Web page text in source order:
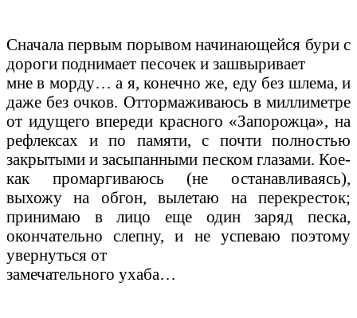
Сначала первым порывом начинающейся бури с
дороги поднимает песочек и зашвыривает
мне в морду… а я, конечно же, еду без шлема, и
даже без очков. Оттормаживаюсь в миллиметре
от идущего впереди красного «Запорожца», на
рефлексах и по памяти, с почти полностью
закрытыми и засыпанными песком глазами. Кое-
как промаргиваюсь (не останавливаясь),
выхожу на обгон, вылетаю на перекресток;
принимаю в лицо еще один заряд песка,
окончательно слепну, и не успеваю поэтому
увернуться от
замечательного ухаба…